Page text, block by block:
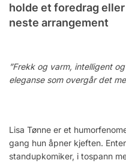
holde et foredrag
neste arrangement
”Frekk og varm, intelligent
eleganse som overgår det
Lisa Tønne er et
gang hun åpner kjeften.
standupkomiker, i tospann